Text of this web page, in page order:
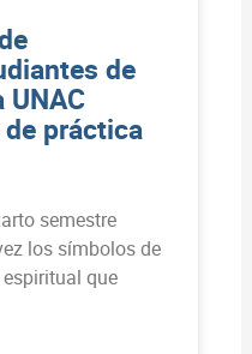
de
UNAC
práctica
semestre
los símbolos de
que